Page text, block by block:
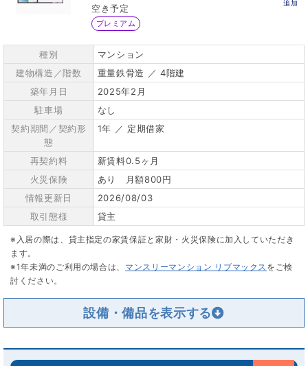
空き予定
プレミアム
追加
種別
マンション
建物構造／階数
重量鉄骨造 ／ 4階建
築年月日
2025年2月
駐車場
なし
契約期間／契約形
態
1年 ／ 定期借家
再契約料
新賃料0.5ヶ月
火災保険
あり 月額800円
情報更新日
2026/08/03
取引態様
貸主
※入居の際は、貸主指定の家賃保証と家財・火災保険に加入していただき
ます。
※1年未満のご利用の場合は、 マンスリーマンション リブマックス をご検
討ください。
設備・備品を